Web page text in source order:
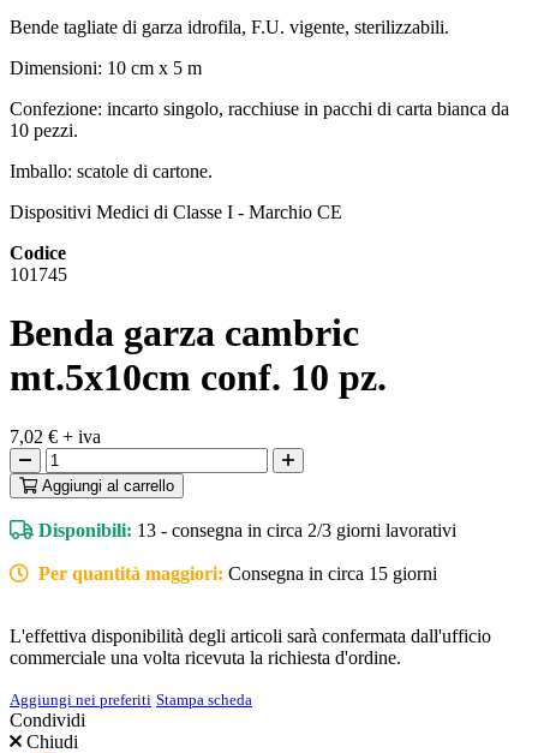
Bende tagliate di garza idrofila, F.U. vigente, sterilizzabili.
Dimensioni: 10 cm x 5 m
Confezione: incarto singolo, racchiuse in pacchi di carta bianca da
10 pezzi.
Imballo: scatole di cartone.
Dispositivi Medici di Classe I - Marchio CE
Codice
101745
Benda garza cambric
mt.5x10cm conf. 10 pz.
7,02 € + iva
Aggiungi al carrello
Disponibili: 13 - consegna in circa 2/3 giorni lavorativi
Per quantità maggiori: Consegna in circa 15 giorni
L'effettiva disponibilità degli articoli sarà confermata dall'ufficio
commerciale una volta ricevuta la richiesta d'ordine.
Aggiungi nei preferiti Stampa scheda
Condividi
Chiudi